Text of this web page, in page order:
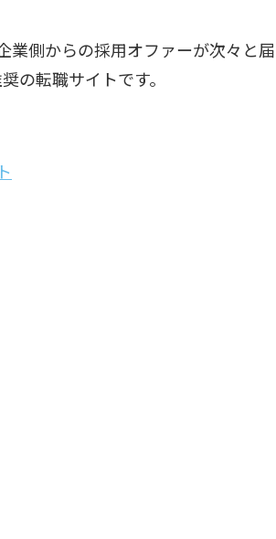
業側からの採用オファーが次々と
の転職サイトです。